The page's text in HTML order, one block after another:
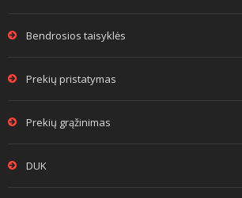
Bendrosios taisyklės
Prekių pristatymas
Prekių grąžinimas
DUK